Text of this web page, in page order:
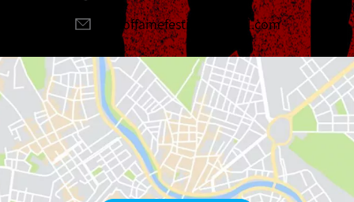
halloffamefestival@gmail.com